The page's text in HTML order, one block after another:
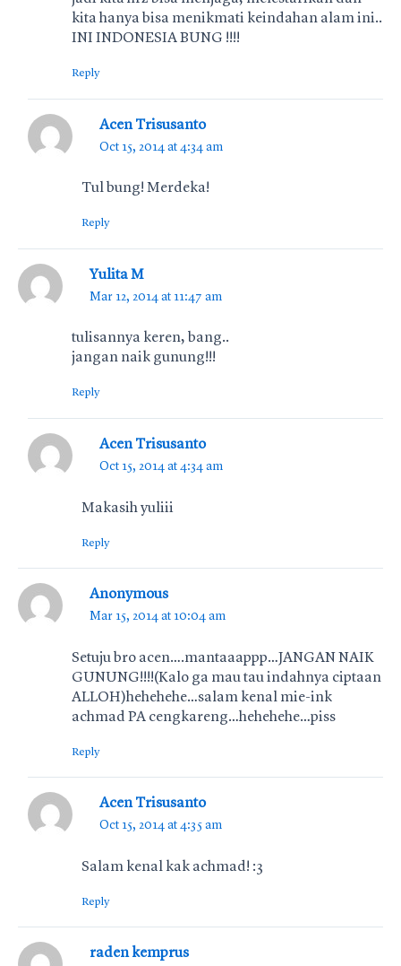
kita hanya bisa menikmati keindahan alam ini..
INI INDONESIA BUNG !!!!
Reply
Acen Trisusanto
Oct 15, 2014 at 4:34 am
Tul bung! Merdeka!
Reply
Yulita M
Mar 12, 2014 at 11:47 am
tulisannya keren, bang..
jangan naik gunung!!!
Reply
Acen Trisusanto
Oct 15, 2014 at 4:34 am
Makasih yuliii
Reply
Anonymous
Mar 15, 2014 at 10:04 am
Setuju bro acen….mantaaappp…JANGAN NAIK
GUNUNG!!!!(Kalo ga mau tau indahnya ciptaan
ALLOH)hehehehe…salam kenal mie-ink
achmad PA cengkareng…hehehehe…piss
Reply
Acen Trisusanto
Oct 15, 2014 at 4:35 am
Salam kenal kak achmad! :3
Reply
raden kemprus